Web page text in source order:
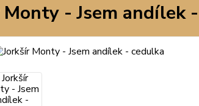
- Jsem andílek